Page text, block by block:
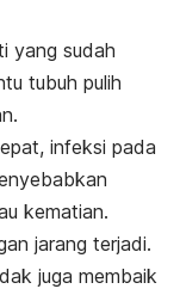
yang sudah
tubuh pulih
infeksi pada
kematian.
jarang terjadi.
juga membaik